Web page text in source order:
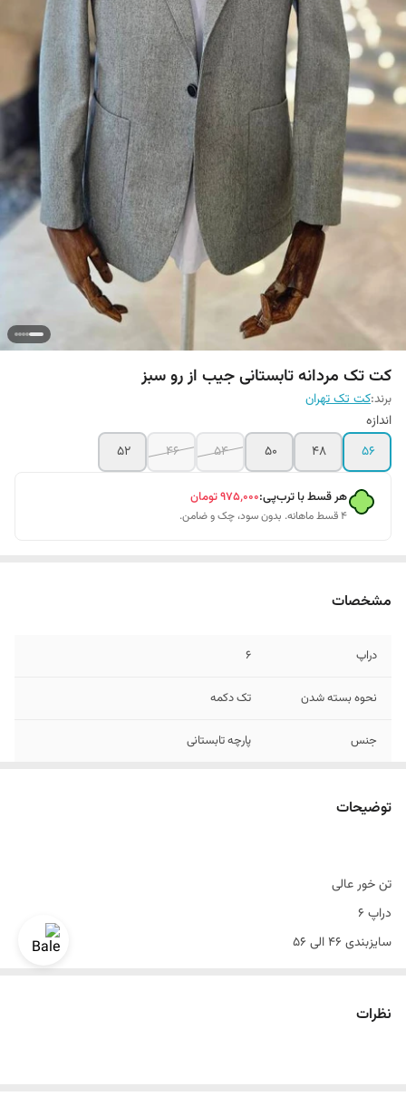
کت تک مردانه تابستانی جیب از رو سبز
برند:کت تک تهران
اندازه
۵۶
۴۸ ۵۰ ۵۴ ۴۶ ۵۲
هر قسط با ترب‌پی:۹۷۵٬۰۰۰تومان
۴ قسط ماهانه. بدون سود، چک و ضامن.
مشخصات
دراپ 6
نحوه بسته شدن تک دکمه
جنس پارچه تابستانی
توضیحات
تن خور عالی
دراپ ۶
سایزبندی ۴۶ الی ۵۶
نظرات